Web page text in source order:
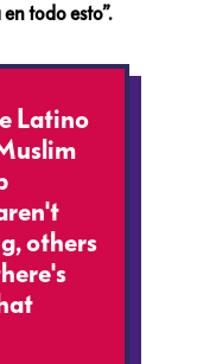
todo esto”.
Latino
others